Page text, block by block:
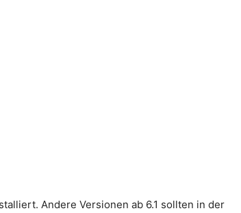
Andere Versionen ab 6.1 sollten in der